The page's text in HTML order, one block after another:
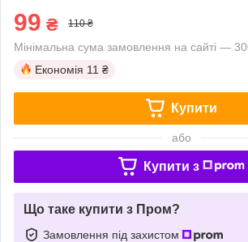
99 ₴ 110 ₴
Мінімальна сума замовлення на сайті —
Економія 11 ₴
Купити
або
Купити з
Що таке купити з Пром?
Замовлення під захистом